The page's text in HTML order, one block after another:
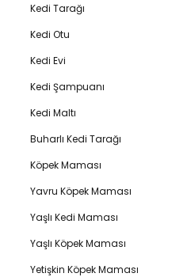
Kedi Tarağı
Kedi Otu
Kedi Evi
Kedi Şampuanı
Kedi Maltı
Buharlı Kedi Tarağı
Köpek Maması
Yavru Köpek Maması
Yaşlı Kedi Maması
Yaşlı Köpek Maması
Yetişkin Köpek Maması